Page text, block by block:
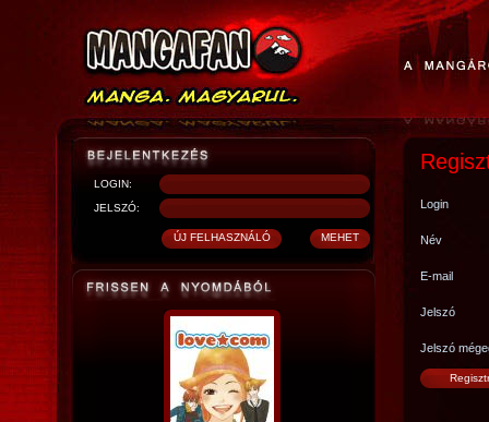
LOGIN:
JELSZÓ:
Login
Név
E-mail
Jelszó
Jelszó